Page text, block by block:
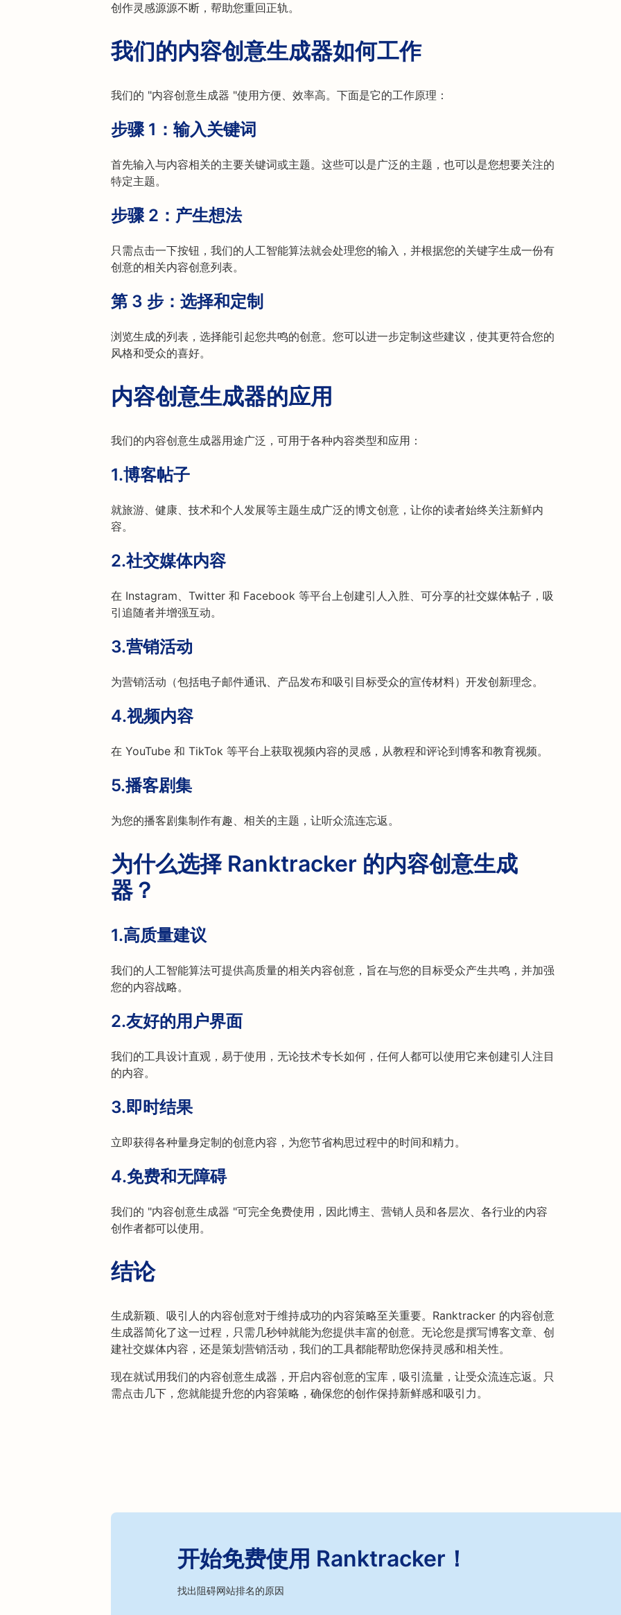
创作灵感源源不断，帮助您重回正轨。
我们的内容创意生成器如何工作
我们的 "内容创意生成器 "使用方便、效率高。下面是它的工作原理：
步骤 1：输入关键词
首先输入与内容相关的主要关键词或主题。这些可以是广泛的主题，也可以是您想要关注的
特定主题。
步骤 2：产生想法
只需点击一下按钮，我们的人工智能算法就会处理您的输入，并根据您的关键字生成一份有
创意的相关内容创意列表。
第 3 步：选择和定制
浏览生成的列表，选择能引起您共鸣的创意。您可以进一步定制这些建议，使其更符合您的
风格和受众的喜好。
内容创意生成器的应用
我们的内容创意生成器用途广泛，可用于各种内容类型和应用：
1.博客帖子
就旅游、健康、技术和个人发展等主题生成广泛的博文创意，让你的读者始终关注新鲜内
容。
2.社交媒体内容
在 Instagram、Twitter 和 Facebook 等平台上创建引人入胜、可分享的社交媒体帖子，吸
引追随者并增强互动。
3.营销活动
为营销活动（包括电子邮件通讯、产品发布和吸引目标受众的宣传材料）开发创新理念。
4.视频内容
在 YouTube 和 TikTok 等平台上获取视频内容的灵感，从教程和评论到博客和教育视频。
5.播客剧集
为您的播客剧集制作有趣、相关的主题，让听众流连忘返。
为什么选择 Ranktracker 的内容创意生成
器？
1.高质量建议
我们的人工智能算法可提供高质量的相关内容创意，旨在与您的目标受众产生共鸣，并加强
您的内容战略。
2.友好的用户界面
我们的工具设计直观，易于使用，无论技术专长如何，任何人都可以使用它来创建引人注目
的内容。
3.即时结果
立即获得各种量身定制的创意内容，为您节省构思过程中的时间和精力。
4.免费和无障碍
我们的 "内容创意生成器 "可完全免费使用，因此博主、营销人员和各层次、各行业的内容
创作者都可以使用。
结论
生成新颖、吸引人的内容创意对于维持成功的内容策略至关重要。Ranktracker 的内容创意
生成器简化了这一过程，只需几秒钟就能为您提供丰富的创意。无论您是撰写博客文章、创
建社交媒体内容，还是策划营销活动，我们的工具都能帮助您保持灵感和相关性。
现在就试用我们的内容创意生成器，开启内容创意的宝库，吸引流量，让受众流连忘返。只
需点击几下，您就能提升您的内容策略，确保您的创作保持新鲜感和吸引力。
开始免费使用 Ranktracker！
找出阻碍网站排名的原因